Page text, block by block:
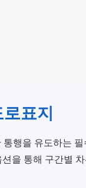
표지
행을 유도하는 필
을 통해 구간별